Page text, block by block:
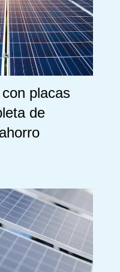
placas
de